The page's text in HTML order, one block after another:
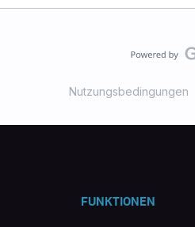
Nutzungsbedingungen
FUNKTIONEN